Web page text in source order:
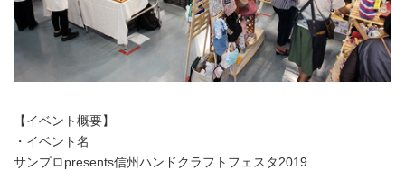
【イベント概要】
・イベント名
サンプロpresents信州ハンドクラフトフェスタ2019